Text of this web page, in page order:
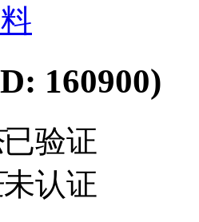
160900)
已验证
未认证